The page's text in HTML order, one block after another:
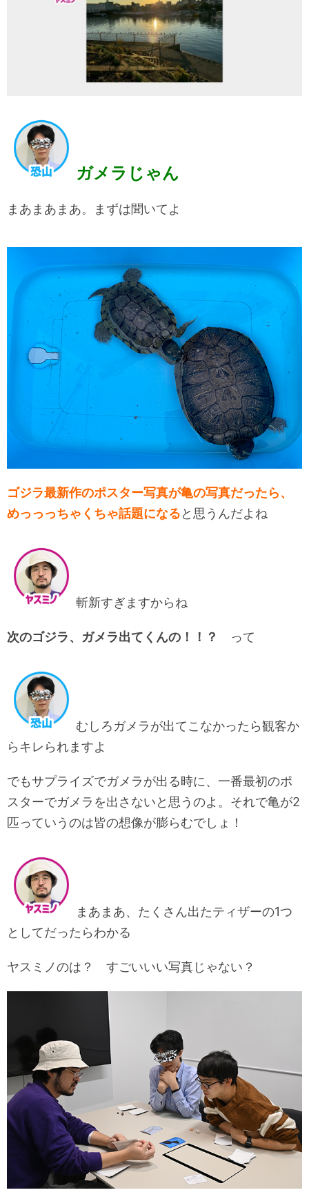
ガメラじゃん
まあまあまあ。まずは聞いてよ
ゴジラ最新作のポスター写真が亀の写真だったら、
めっっっちゃくちゃ話題になると思うんだよね
斬新すぎますからね
次のゴジラ、ガメラ出てくんの！！？ って
むしろガメラが出てこなかったら観客か
らキレられますよ
でもサプライズでガメラが出る時に、一番最初のポ
スターでガメラを出さないと思うのよ。それで亀が2
匹っていうのは皆の想像が膨らむでしょ！
まあまあ、たくさん出たティザーの1つ
としてだったらわかる
ヤスミノのは？ すごいいい写真じゃない？